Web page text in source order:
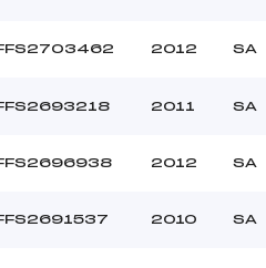
2012 SA
2011 SA
2012 SA
2010 SA